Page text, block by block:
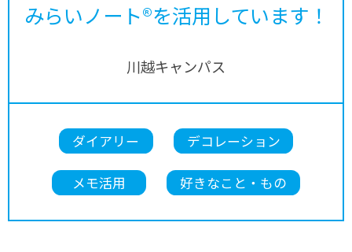
みらいノート®を活用しています！
川越キャンパス
ダイアリー デコレーション
メモ活用 好きなこと・もの